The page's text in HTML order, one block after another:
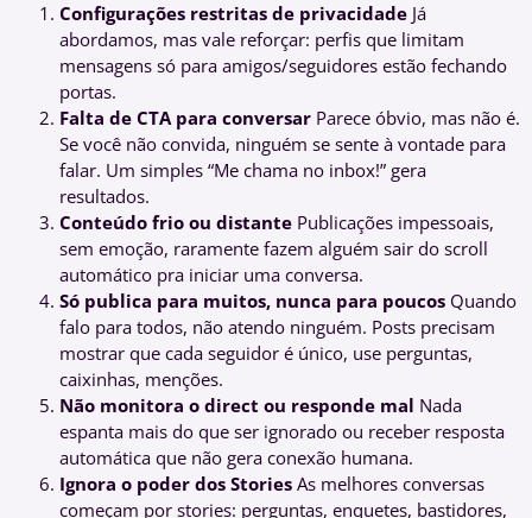
Configurações restritas de privacidade Já
abordamos, mas vale reforçar: perfis que limitam
mensagens só para amigos/seguidores estão fechando
portas.
Falta de CTA para conversar Parece óbvio, mas não é.
Se você não convida, ninguém se sente à vontade para
falar. Um simples “Me chama no inbox!” gera
resultados.
Conteúdo frio ou distante Publicações impessoais,
sem emoção, raramente fazem alguém sair do scroll
automático pra iniciar uma conversa.
Só publica para muitos, nunca para poucos Quando
falo para todos, não atendo ninguém. Posts precisam
mostrar que cada seguidor é único, use perguntas,
caixinhas, menções.
Não monitora o direct ou responde mal Nada
espanta mais do que ser ignorado ou receber resposta
automática que não gera conexão humana.
Ignora o poder dos Stories As melhores conversas
começam por stories: perguntas, enquetes, bastidores,